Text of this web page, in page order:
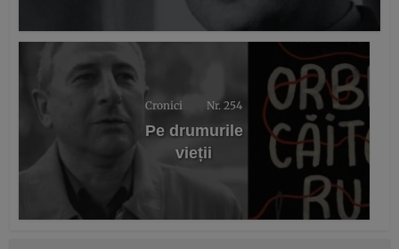
Cronici Nr. 254
Pe drumurile
vieții